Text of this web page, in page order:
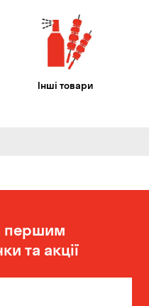
Інші товари
першим
та акції